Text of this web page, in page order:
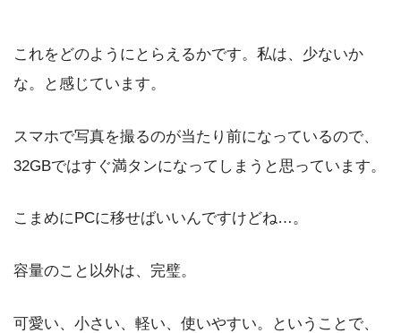
これをどのようにとらえるかです。私は、少ないか
な。と感じています。
スマホで写真を撮るのが当たり前になっているので、
32GBではすぐ満タンになってしまうと思っています。
こまめにPCに移せばいいんですけどね…。
容量のこと以外は、完璧。
可愛い、小さい、軽い、使いやすい。ということで、